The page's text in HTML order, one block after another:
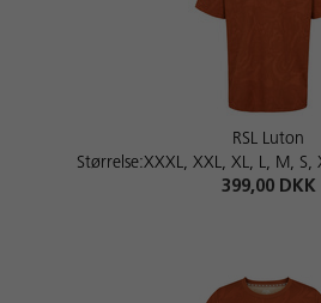
RSL Luton
Størrelse:XXXL, XXL, XL, L, M,
399,00 DKK